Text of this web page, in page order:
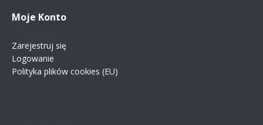
Moje Konto
Zarejestruj się
Logowanie
Polityka plików cookies (EU)